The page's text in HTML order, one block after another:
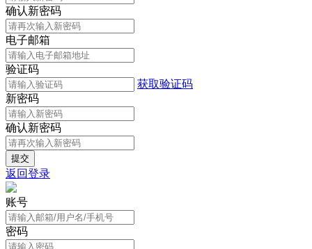
确认新密码
电子邮箱
验证码
获取验证码
新密码
确认新密码
返回登录
账号
密码